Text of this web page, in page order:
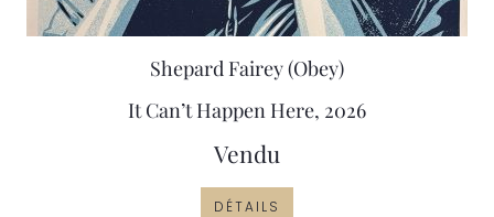
Shepard Fairey (Obey)
It Can’t Happen Here, 2026
Vendu
DÉTAILS